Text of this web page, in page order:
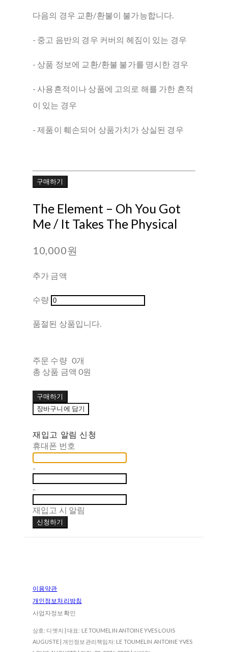
다음의 경우 교환/환불이 불가능합니다.
- 중고 음반의 경우 커버의 헤짐이 있는 경우
- 상품 정보에 교환/환불 불가를 명시한 경우
- 사용흔적이나 상품에 고의로 해를 가한 흔적
이 있는 경우
- 제품이 훼손되어 상품가치가 상실된 경우
구매하기
The Element – Oh You Got
Me / It Takes The Physical
10,000원
추가 금액
수량
품절된 상품입니다.
주문 수량 0개
총 상품 금액 0원
구매하기
장바구니에 담기
재입고 알림 신청
휴대폰 번호
-
-
재입고 시 알림
신청하기
이용약관
개인정보처리방침
사업자정보확인
상호: 디엣지 | 대표: LE TOUMELIN ANTOINE YVES LOUIS
AUGUSTE | 개인정보관리책임자: LE TOUMELIN ANTOINE YVES